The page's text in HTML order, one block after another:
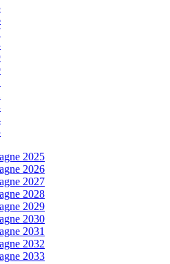
2025
2026
2027
2028
2029
2030
2031
2032
2033